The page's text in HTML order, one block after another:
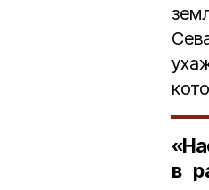
в